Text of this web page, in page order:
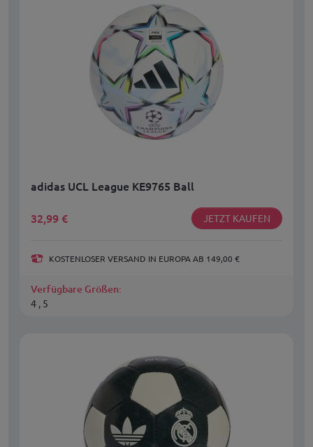
adidas UCL League KE9765 Ball
32,99 € JETZT KAUFEN
KOSTENLOSER VERSAND IN EUROPA AB 149,00 €
Verfügbare Größen:
4 , 5